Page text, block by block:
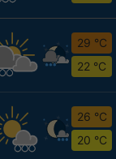
29 °C
22 °C
26 °C
20 °C